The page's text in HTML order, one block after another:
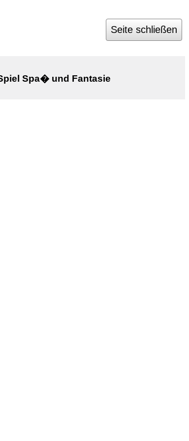
Seite schließen
Spa� und Fantasie